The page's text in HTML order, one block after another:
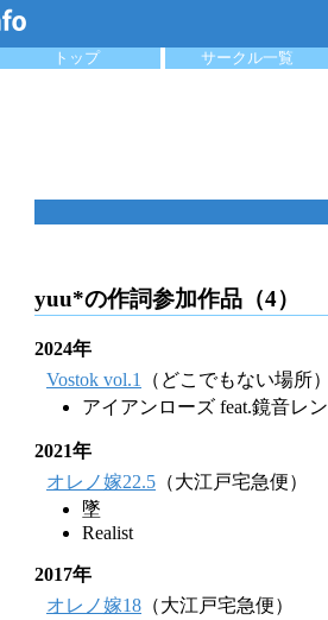
トップ
サークル一覧
yuu*の作詞参加作品（4）
2024年
Vostok vol.1 （どこでもない場所）
アイアンローズ feat.鏡音レン
2021年
オレノ嫁22.5 （大江戸宅急便）
墜
Realist
2017年
オレノ嫁18 （大江戸宅急便）